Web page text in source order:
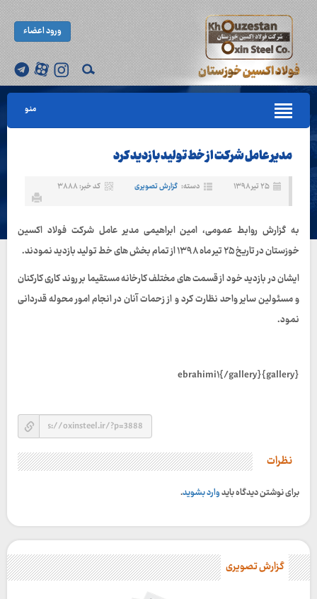
ورود اعضاء
منو
مدیر عامل شرکت از خط تولید بازدید کرد
۲۵ تیر ۱۳۹۸ دسته: گزارش تصویری کد خبر: ۳۸۸۸
به گزارش روابط عمومی، امین ابراهیمی مدیر عامل شرکت فولاد اکسین
خوزستان در تاریخ ۲۵ تیر ماه ۱۳۹۸ از تمام بخش های خط تولید بازدید نمودند.
ایشان در بازدید خود از قسمت های مختلف کارخانه مستقیما بر روند کاری کارکنان
و مسئولین سایر واحد نظارت کرد و از زحمات آنان در انجام امور محوله قدردانی
نمود.
{gallery}ebrahimi۱{/gallery}
نظرات
برای نوشتن دیدگاه بایدوارد بشوید.
گزارش تصویری